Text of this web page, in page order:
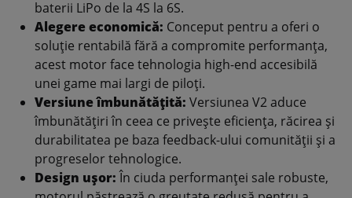
baterii LiPo de la 4S la 6S.
Alegere economică: Conceput pentru a oferi o
soluție rentabilă fără a compromite performanța,
acest motor face tehnologia high-end accesibilă
unei game mai largi de piloți.
Versiune îmbunătățită: Versiunea V2 aduce
îmbunătățiri în ceea ce privește eficiența, răcirea și
durabilitatea pe baza feedback-ului comunității și a
progreselor tehnologice.
Design ușor:În ciuda performanței sale robuste,